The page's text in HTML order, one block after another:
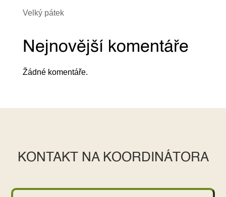
Velký pátek
Nejnovější komentáře
Žádné komentáře.
KONTAKT NA KOORDINÁTORA